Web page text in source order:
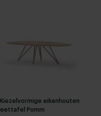
Kiezelvormige eikenhouten
eettafel Pomm